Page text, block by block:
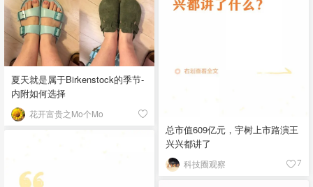
夏天就是属于Birkenstock的季节-
内附如何选择
花开富贵之Mo个Mo
总市值609亿元，宇树上市路演王
兴兴都讲了
科技圈观察 7